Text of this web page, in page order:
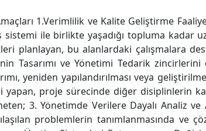
1.Verimlilik ve Kalite Geliştirme
sistemi ile birlikte yaşadığı topluma
planlayan, bu alanlardaki çalışmalara
Tasarımı ve Yönetimi Tedarik
yeniden yapılandırılması veya
yapan, proje sürecinde diğer disiplinlerin
3. Yönetimde Verilere Dayalı Analiz ve
problemlerin tanımlanmasında ve